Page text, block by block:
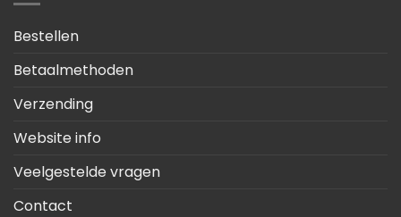
Bestellen
Betaalmethoden
Verzending
Website info
Veelgestelde vragen
Contact